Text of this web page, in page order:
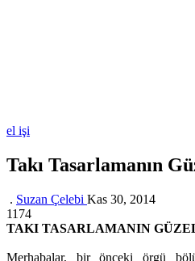
el işi
Takı Tasarlamanın
. Suzan Çelebi Kas 30, 2014
1174
TAKI TASARLAMANIN
Merhabalar, bir önceki örgü